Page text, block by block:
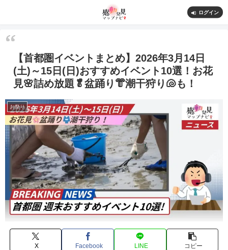
ログイン
【首都圏イベントまとめ】2026年3月14日
(土)～15日(日)おすすめイベント10選！お花
見🌸詰め放題🥬盆踊り👘潮干狩り🐚も！
お祭り
X Facebook LINE コピー